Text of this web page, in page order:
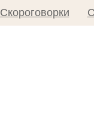
Скороговорки